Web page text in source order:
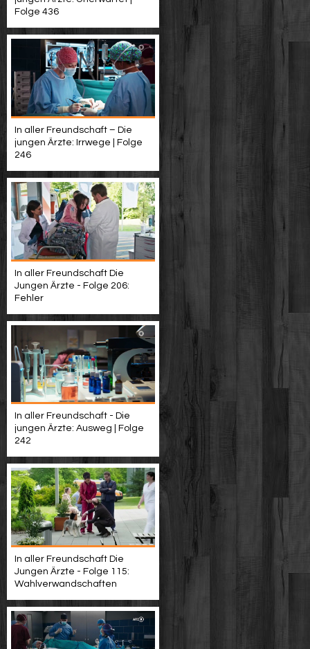
Folge 436
In aller Freundschaft – Die
jungen Ärzte: Irrwege | Folge
246
In aller Freundschaft Die
Jungen Ärzte - Folge 206:
Fehler
In aller Freundschaft - Die
jungen Ärzte: Ausweg | Folge
242
In aller Freundschaft Die
Jungen Ärzte - Folge 115:
Wahlverwandschaften